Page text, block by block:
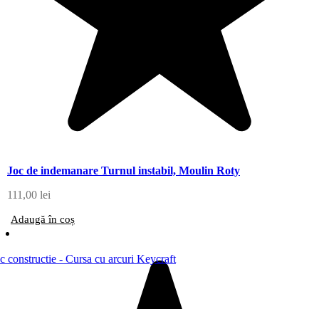
Joc de indemanare Turnul instabil, Moulin Roty
111,00 lei
Adaugă în coș